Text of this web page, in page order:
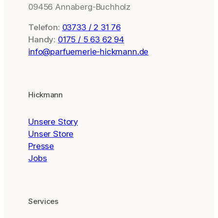
09456 Annaberg-Buchholz
Telefon: 03733 / 2 31 76
Handy: 0175 / 5 63 62 94
info@parfuemerie-hickmann.de
Hickmann
Unsere Story
Unser Store
Presse
Jobs
Services